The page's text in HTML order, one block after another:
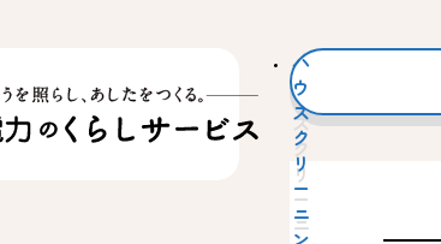
ハ
ウ
ス
ク
リ
ー
ニ